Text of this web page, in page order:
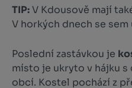
TIP:V Kdousově mají
V horkých dnech se
Poslední zastávkou je
místo je ukryto v hájku s
obcí. Kostel pochází z